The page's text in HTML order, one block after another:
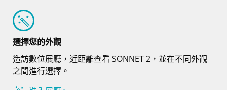
選擇您的外觀
造訪數位展廳，近距離查看 SONNET 2，並在不同外觀
之間進行選擇。